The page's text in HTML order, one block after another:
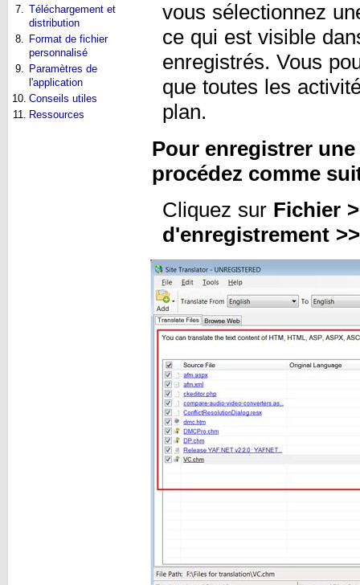
7. Téléchargement et
distribution
8. Format de fichier
personnalisé
9. Paramètres de
l'application
10. Conseils utiles
11. Ressources
vous sélectionnez
ce qui est visible
enregistrés. Vous
que toutes les
plan.
Pour enregistrer
procédez comme
Cliquez sur Fichier
d'enregistrement